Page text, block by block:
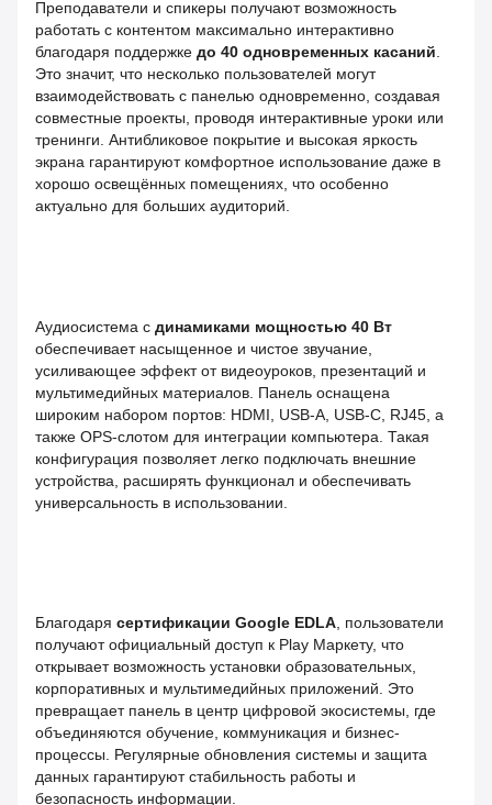
Преподаватели и спикеры получают возможность
работать с контентом максимально интерактивно
благодаря поддержке до 40 одновременных касаний.
Это значит, что несколько пользователей могут
взаимодействовать с панелью одновременно, создавая
совместные проекты, проводя интерактивные уроки или
тренинги. Антибликовое покрытие и высокая яркость
экрана гарантируют комфортное использование даже в
хорошо освещённых помещениях, что особенно
актуально для больших аудиторий.
Аудиосистема с динамиками мощностью 40 Вт
обеспечивает насыщенное и чистое звучание,
усиливающее эффект от видеоуроков, презентаций и
мультимедийных материалов. Панель оснащена
широким набором портов: HDMI, USB-A, USB-C, RJ45, а
также OPS‑слотом для интеграции компьютера. Такая
конфигурация позволяет легко подключать внешние
устройства, расширять функционал и обеспечивать
универсальность в использовании.
Благодаря сертификации Google EDLA , пользователи
получают официальный доступ к Play Маркету, что
открывает возможность установки образовательных,
корпоративных и мультимедийных приложений. Это
превращает панель в центр цифровой экосистемы, где
объединяются обучение, коммуникация и бизнес-
процессы. Регулярные обновления системы и защита
данных гарантируют стабильность работы и
безопасность информации.